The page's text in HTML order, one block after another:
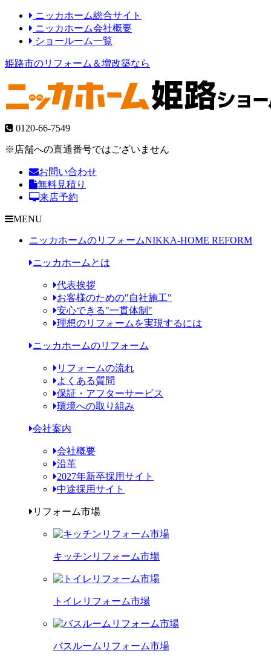
ニッカホーム総合サイト
ニッカホーム会社概要
ショールーム一覧
姫路市のリフォーム＆増改築なら
0120-66-7549
※店舗への直通番号ではございません
お問い合わせ
無料見積り
来店予約
MENU
ニッカホームのリフォームNIKKA-HOME REFORM
ニッカホームとは
代表挨拶
お客様のための"自社施工"
安心できる"一貫体制"
理想のリフォームを実現するには
ニッカホームのリフォーム
リフォームの流れ
よくある質問
保証・アフターサービス
環境への取り組み
会社案内
会社概要
沿革
2027年新卒採用サイト
中途採用サイト
リフォーム市場
キッチンリフォーム市場
トイレリフォーム市場
バスルームリフォーム市場